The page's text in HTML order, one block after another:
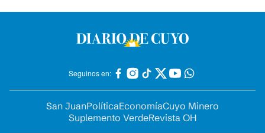
Seguinos en:
San JuanPolíticaEconomíaCuyo Minero
Suplemento VerdeRevista OH